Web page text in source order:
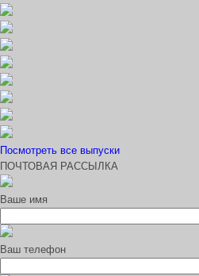
Посмотреть все выпуски
ПОЧТОВАЯ РАССЫЛКА
Ваше имя
Ваш телефон